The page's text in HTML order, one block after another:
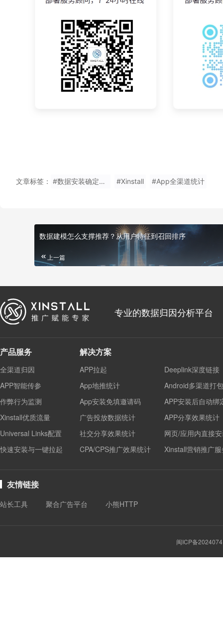
文章标签： #数据安装确定关系有哪些 #Xinstall #App全渠道统计
数据建模怎么支撑推荐？从用户特征到召回排序
上一篇
专业的数据归因分析平台
产品服务
全渠道归因
APP智能传参
作弊行为监测
Xinstall优质流量
Universal Links配置
快速安装与一键拉起
解决方案
APP拉起
Deeplink深度链接
App地推统计
Android多渠道打包
App安装免填邀请码
APP安装后自动绑
广告投放数据统计
APP分享效果统计
社交分享效果统计
网页/应用内直接
CPA/CPS推广效果统计
Xinstall营销推广
友情链接
站长工具 聚合广告平台 小熊HTTP
闽ICP备